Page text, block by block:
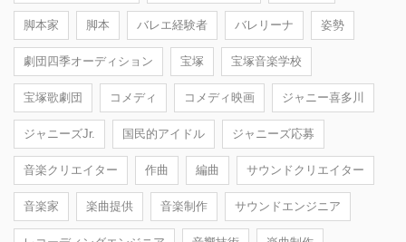
脚本家 脚本 バレエ経験者 バレリーナ 姿勢
劇団四季オーディション 宝塚 宝塚音楽学校
宝塚歌劇団 コメディ コメディ映画 ジャニー喜多川
ジャニーズJr. 国民的アイドル ジャニーズ応募
音楽クリエイター 作曲 編曲 サウンドクリエイター
音楽家 楽曲提供 音楽制作 サウンドエンジニア